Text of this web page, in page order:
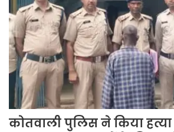
कोतवाली पुलिस ने किया